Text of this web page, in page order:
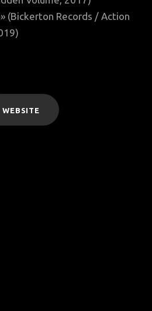
(Bickerton Records / Action
WEBSITE